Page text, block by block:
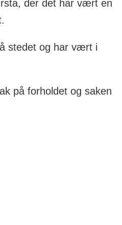
der det har vært en
stedet og har vært i
på forholdet og saken